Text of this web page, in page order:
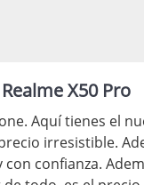
X50 Pro
Aquí tienes el
irresistible.
confianza.